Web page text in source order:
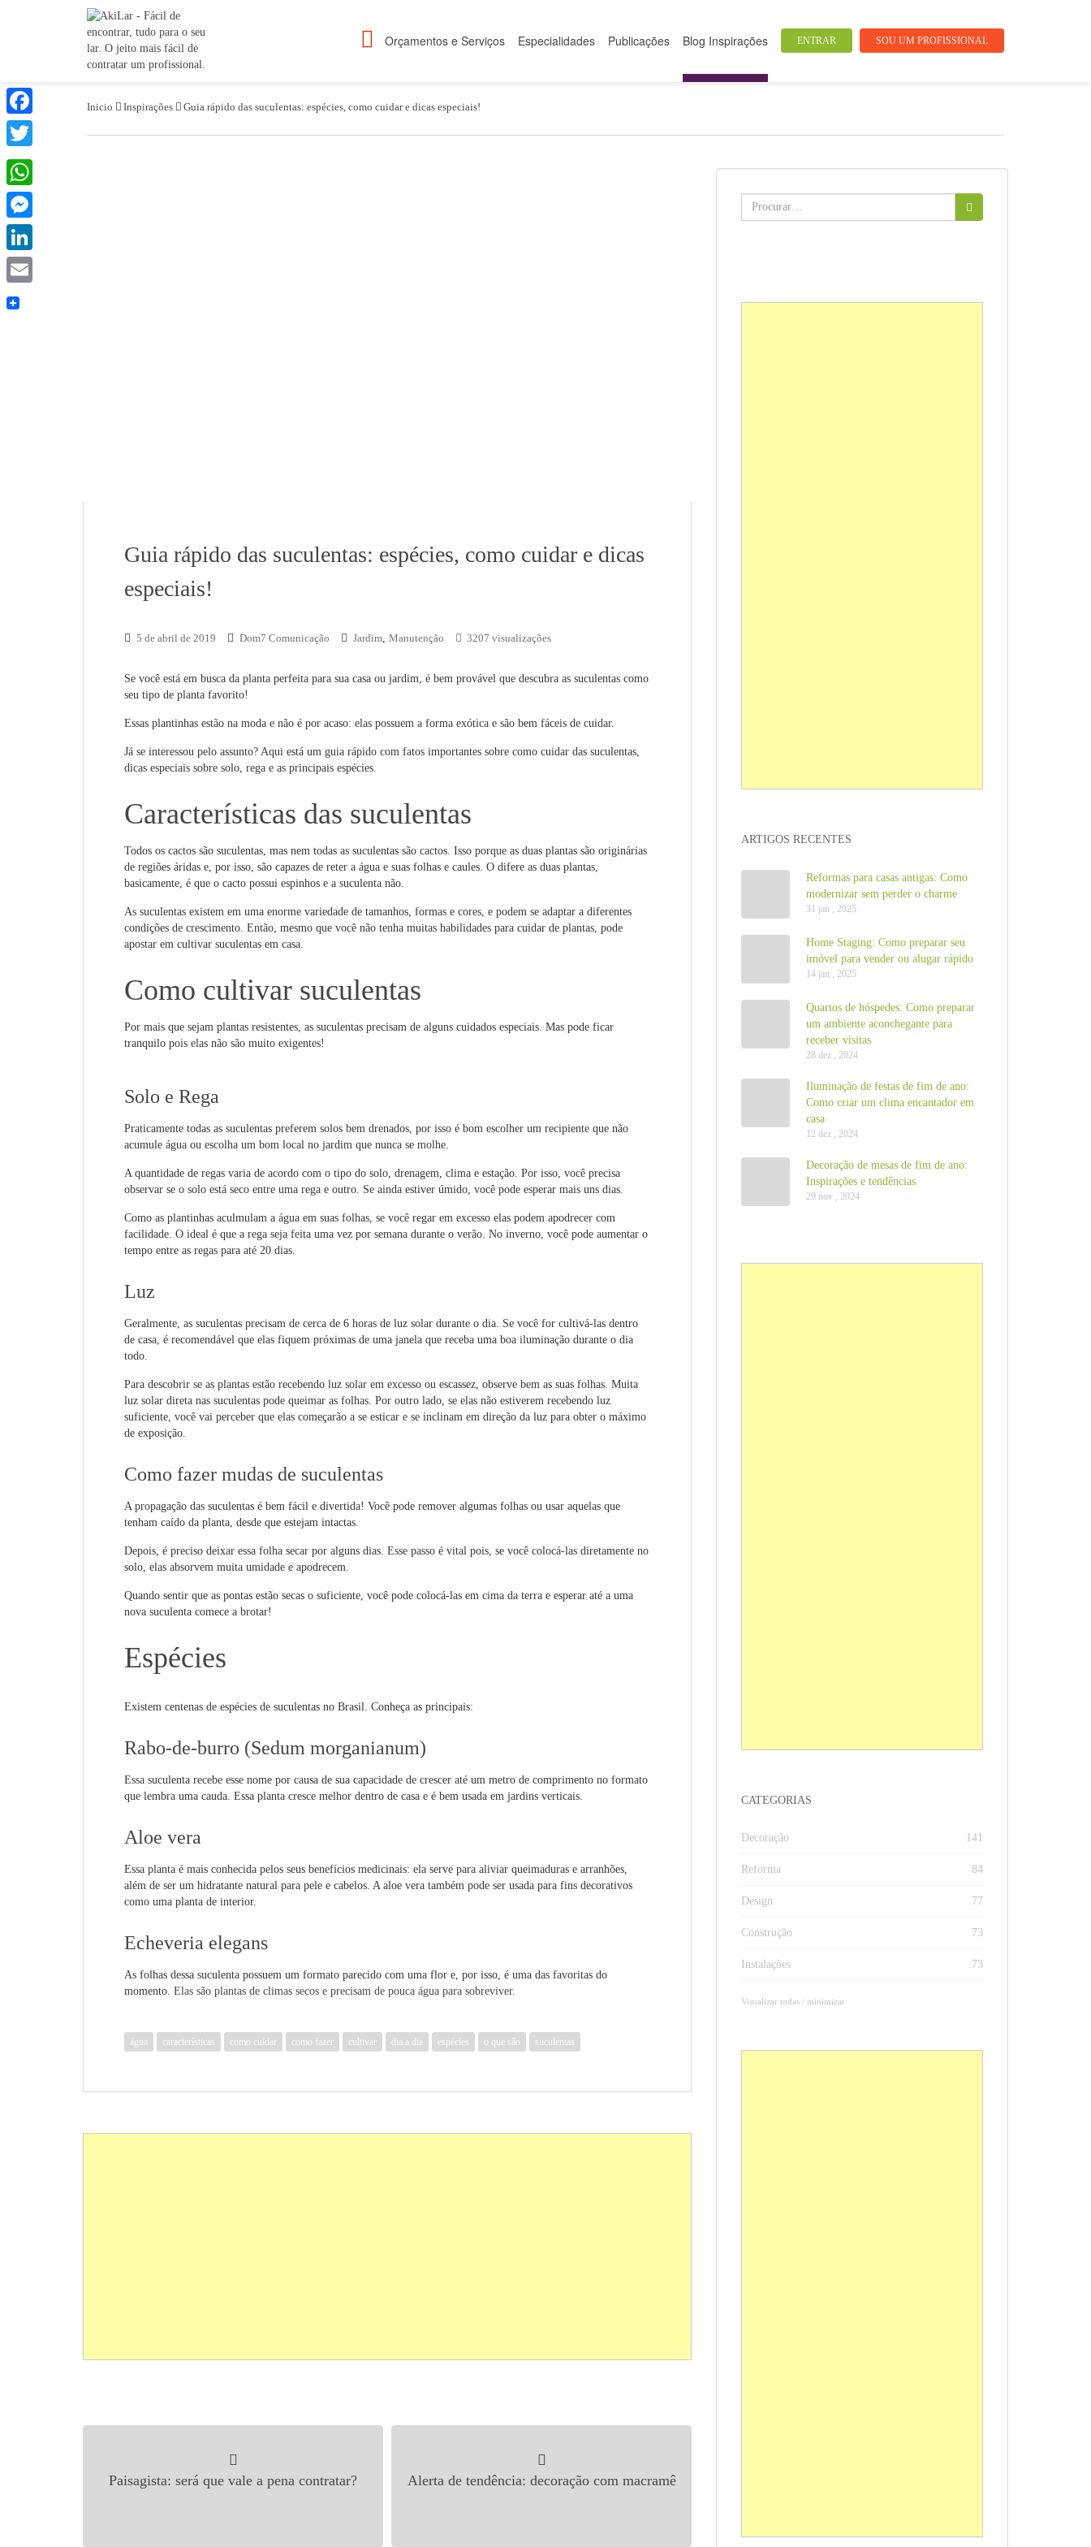
ENTRAR SOU UM PROFISSIONAL
Orçamentos e Serviços Especialidades Publicações Blog Inspirações
Inicio Inspirações Guia rápido das suculentas: espécies, como cuidar e dicas especiais!
Guia rápido das suculentas: espécies, como cuidar e dicas
especiais!
5 de abril de 2019 Dom7 Comunicação Jardim, Manutenção 3207 visualizações
Se você está em busca da planta perfeita para sua casa ou jardim, é bem provável que descubra as suculentas como
seu tipo de planta favorito!
Essas plantinhas estão na moda e não é por acaso: elas possuem a forma exótica e são bem fáceis de cuidar.
Já se interessou pelo assunto? Aqui está um guia rápido com fatos importantes sobre como cuidar das suculentas,
dicas especiais sobre solo, rega e as principais espécies.
Características das suculentas
Todos os cactos são suculentas, mas nem todas as suculentas são cactos. Isso porque as duas plantas são originárias
de regiões áridas e, por isso, são capazes de reter a água e suas folhas e caules. O difere as duas plantas,
basicamente, é que o cacto possui espinhos e a suculenta não.
As suculentas existem em uma enorme variedade de tamanhos, formas e cores, e podem se adaptar a diferentes
condições de crescimento. Então, mesmo que você não tenha muitas habilidades para cuidar de plantas, pode
apostar em cultivar suculentas em casa.
Como cultivar suculentas
Por mais que sejam plantas resistentes, as suculentas precisam de alguns cuidados especiais. Mas pode ficar
tranquilo pois elas não são muito exigentes!
Solo e Rega
Praticamente todas as suculentas preferem solos bem drenados, por isso é bom escolher um recipiente que não
acumule água ou escolha um bom local no jardim que nunca se molhe.
A quantidade de regas varia de acordo com o tipo do solo, drenagem, clima e estação. Por isso, você precisa
observar se o solo está seco entre uma rega e outro. Se ainda estiver úmido, você pode esperar mais uns dias.
Como as plantinhas aculmulam a água em suas folhas, se você regar em excesso elas podem apodrecer com
facilidade. O ideal é que a rega seja feita uma vez por semana durante o verão. No inverno, você pode aumentar o
tempo entre as regas para até 20 dias.
Luz
Geralmente, as suculentas precisam de cerca de 6 horas de luz solar durante o dia. Se você for cultivá-las dentro
de casa, é recomendável que elas fiquem próximas de uma janela que receba uma boa iluminação durante o dia
todo.
Para descobrir se as plantas estão recebendo luz solar em excesso ou escassez, observe bem as suas folhas. Muita
luz solar direta nas suculentas pode queimar as folhas. Por outro lado, se elas não estiverem recebendo luz
suficiente, você vai perceber que elas começarão a se esticar e se inclinam em direção da luz para obter o máximo
de exposição.
Como fazer mudas de suculentas
A propagação das suculentas é bem fácil e divertida! Você pode remover algumas folhas ou usar aquelas que
tenham caído da planta, desde que estejam intactas.
Depois, é preciso deixar essa folha secar por alguns dias. Esse passo é vital pois, se você colocá-las diretamente no
solo, elas absorvem muita umidade e apodrecem.
Quando sentir que as pontas estão secas o suficiente, você pode colocá-las em cima da terra e esperar até a uma
nova suculenta comece a brotar!
Espécies
Existem centenas de espécies de suculentas no Brasil. Conheça as principais:
Rabo-de-burro (Sedum morganianum)
Essa suculenta recebe esse nome por causa de sua capacidade de crescer até um metro de comprimento no formato
que lembra uma cauda. Essa planta cresce melhor dentro de casa e é bem usada em jardins verticais.
Aloe vera
Essa planta é mais conhecida pelos seus benefícios medicinais: ela serve para aliviar queimaduras e arranhões,
além de ser um hidratante natural para pele e cabelos. A aloe vera também pode ser usada para fins decorativos
como uma planta de interior.
Echeveria elegans
As folhas dessa suculenta possuem um formato parecido com uma flor e, por isso, é uma das favoritas do
momento. Elas são plantas de climas secos e precisam de pouca água para sobreviver.
água características como cuidar como fazer cultivar dia a dia espécies o que são suculentas
Paisagista: será que vale a pena contratar? Alerta de tendência: decoração com macramê
Buscar:
ARTIGOS RECENTES
Reformas para casas antigas: Como
modernizar sem perder o charme
31 jan , 2025
Home Staging: Como preparar seu
imóvel para vender ou alugar rápido
14 jan , 2025
Quartos de hóspedes: Como preparar
um ambiente aconchegante para
receber visitas
28 dez , 2024
Iluminação de festas de fim de ano:
Como criar um clima encantador em
casa
12 dez , 2024
Decoração de mesas de fim de ano:
Inspirações e tendências
29 nov , 2024
CATEGORIAS
Decoração 141
Reforma 84
Design 77
Construção 73
Instalações 73
Visualizar todas / minimizar
Facebook
Twitter
WhatsApp
Messenger
LinkedIn
Email